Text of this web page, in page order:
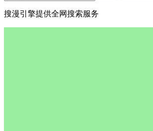
搜漫引擎提供全网搜索服务